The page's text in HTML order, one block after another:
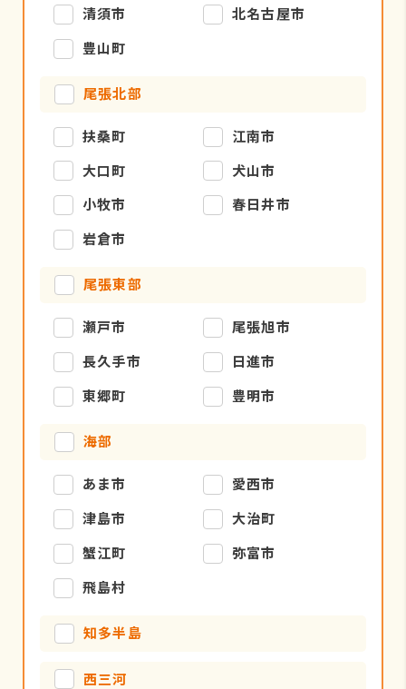
清須市
北名古屋市
豊山町
尾張北部
扶桑町
江南市
大口町
犬山市
小牧市
春日井市
岩倉市
尾張東部
瀬戸市
尾張旭市
長久手市
日進市
東郷町
豊明市
海部
あま市
愛西市
津島市
大治町
蟹江町
弥富市
飛島村
知多半島
西三河